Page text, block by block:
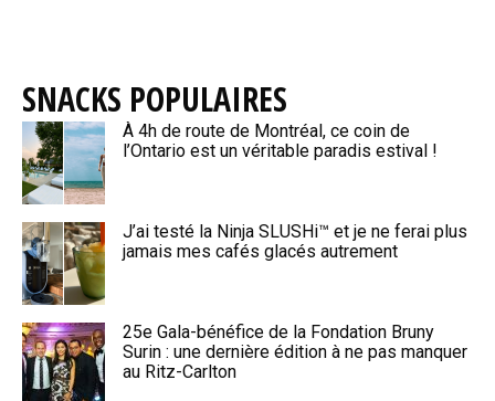
SNACKS POPULAIRES
À 4h de route de Montréal, ce coin de
l’Ontario est un véritable paradis estival !
J’ai testé la Ninja SLUSHi™ et je ne ferai plus
jamais mes cafés glacés autrement
25e Gala-bénéfice de la Fondation Bruny
Surin : une dernière édition à ne pas manquer
au Ritz-Carlton